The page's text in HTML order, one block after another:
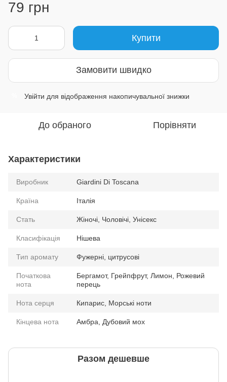
79 грн
Купити
Замовити швидко
Увійти для відображення накопичувальної знижки
До обраного Порівняти
Характеристики
Виробник Giardini Di Toscana
Країна Італія
Стать Жіночі, Чоловічі, Унісекс
Класифікація Нішева
Тип аромату Фужерні, цитрусові
Початкова
нота
Бергамот, Грейпфрут, Лимон, Рожевий
перець
Нота серця Кипарис, Морські ноти
Кінцева нота Амбра, Дубовий мох
Разом дешевше